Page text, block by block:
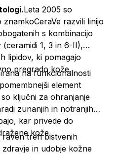
Leta 2005 so
razvili linijo
s kombinacijo
1, 3 in 6-II),
lipidov, ki pomagajo
pregrado kože.
na funkcionalnosti
element
ključni za ohranjanje
zunanjih in notranjih
kar privede do
kože.
raven treh bistvenih
in udobje kožne